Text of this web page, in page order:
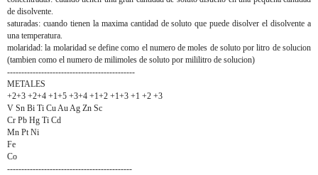
de disolvente.
saturadas: cuando tienen la maxima cantidad de soluto que puede disolver el disolvente a
una temperatura.
molaridad: la molaridad se define como el numero de moles de soluto por litro de solucion
(tambien como el numero de milimoles de soluto por mililitro de solucion)
---------------------------------------------
METALES
+2+3 +2+4 +1+5 +3+4 +1+2 +1+3 +1 +2 +3
V Sn Bi Ti Cu Au Ag Zn Sc
Cr Pb Hg Ti Cd
Mn Pt Ni
Fe
Co
--------------------------------------------